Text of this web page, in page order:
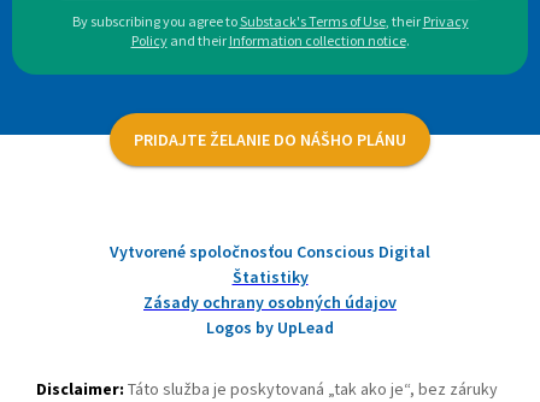
By subscribing you agree toSubstack's Terms of Use, their Privacy
Policy and their Information collection notice.
PRIDAJTE ŽELANIE DO NÁŠHO PLÁNU
Vytvorené spoločnosťou Conscious Digital
Štatistiky
Zásady ochrany osobných údajov
Logos by UpLead
Disclaimer: Táto služba je poskytovaná „tak ako je“, bez záruky